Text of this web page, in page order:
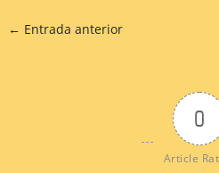
← Entrada anterior
0
Article